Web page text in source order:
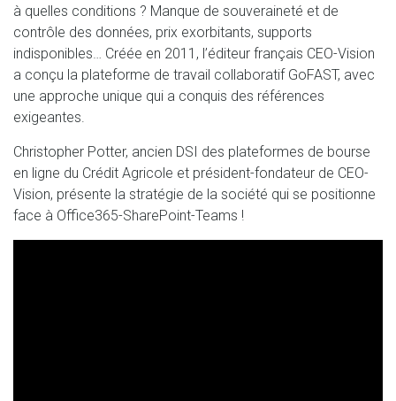
à quelles conditions ? Manque de souveraineté et de
contrôle des données, prix exorbitants, supports
indisponibles… Créée en 2011, l’éditeur français CEO-Vision
a conçu la plateforme de travail collaboratif GoFAST, avec
une approche unique qui a conquis des références
exigeantes.
Christopher Potter, ancien DSI des plateformes de bourse
en ligne du Crédit Agricole et président-fondateur de CEO-
Vision, présente la stratégie de la société qui se positionne
face à Office365-SharePoint-Teams !